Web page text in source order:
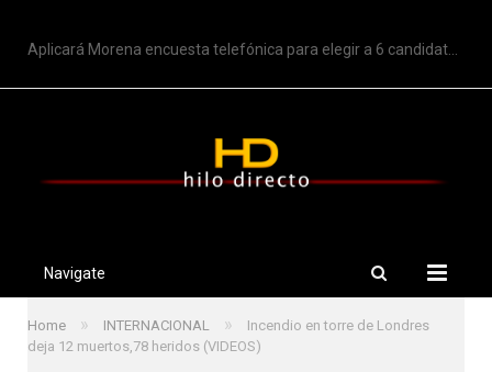
Aplicará Morena encuesta telefónica para elegir a 6 candidatos a gubernaturas
Navigate
Home » INTERNACIONAL »
Incendio en torre de Londres
deja 12 muertos,78 heridos (VIDEOS)